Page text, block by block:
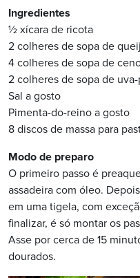
Ingredientes
½ xícara de ricota
2 colheres de sopa de
4 colheres de sopa de
2 colheres de sopa de uva-
Sal a gosto
Pimenta-do-reino a gosto
8 discos de massa para
Modo de preparo
O primeiro passo é
assadeira com óleo.
em uma tigela, com
finalizar, é só montar os
Asse por cerca de 15
dourados.